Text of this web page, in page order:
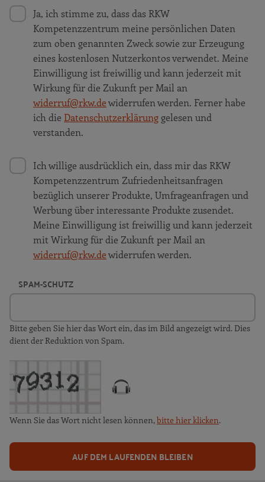
Ja, ich stimme zu, dass das RKW
Kompetenzzentrum meine persönlichen Daten
zum oben genannten Zweck sowie zur Erzeugung
eines kostenlosen Nutzerkontos verwendet. Meine
Einwilligung ist freiwillig und kann jederzeit mit
Wirkung für die Zukunft per Mail an
widerruf@rkw.dewiderrufen werden. Ferner habe
ich die Datenschutzerklärunggelesen und
verstanden.
Ich willige ausdrücklich ein, dass mir das RKW
Kompetenzzentrum Zufriedenheitsanfragen
bezüglich unserer Produkte, Umfrageanfragen und
Werbung über interessante Produkte zusendet.
Meine Einwilligung ist freiwillig und kann jederzeit
mit Wirkung für die Zukunft per Mail an
widerruf@rkw.dewiderrufen werden.
SPAM-SCHUTZ
Bitte geben Sie hier das Wort ein, das im Bild angezeigt wird. Dies
dient der Reduktion von Spam.
Wenn Sie das Wort nicht lesen können,bitte hier klicken.
AUF DEM LAUFENDEN BLEIBEN